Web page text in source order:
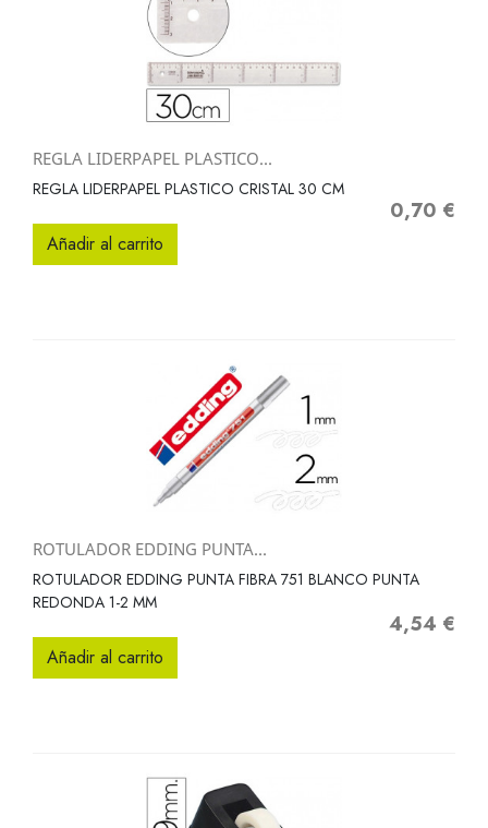
REGLA LIDERPAPEL PLASTICO...
REGLA LIDERPAPEL PLASTICO CRISTAL 30 CM
Precio
0,70 €
Añadir al carrito
ROTULADOR EDDING PUNTA...
ROTULADOR EDDING PUNTA FIBRA 751 BLANCO PUNTA
REDONDA 1-2 MM
Precio
4,54 €
Añadir al carrito